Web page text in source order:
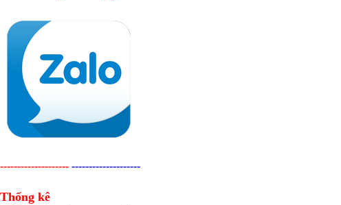
-------------------- --------------------
Thống kê